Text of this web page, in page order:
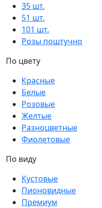
35 шт.
51 шт.
101 шт.
Розы поштучно
По цвету
Красные
Белые
Розовые
Желтые
Разноцветные
Фиолетовые
По виду
Кустовые
Пионовидные
Премиум